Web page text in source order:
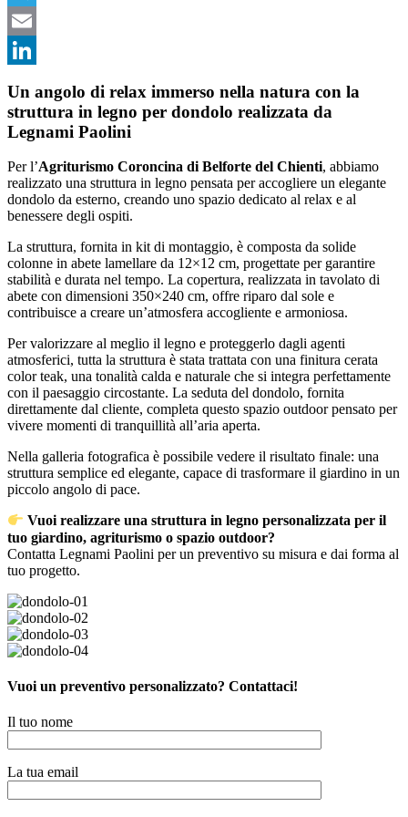
Telegram
Email
Un angolo di relax immerso nella natura con la
struttura in legno per dondolo realizzata da
Legnami Paolini
Per l’Agriturismo Coroncina di Belforte del Chienti, abbiamo
realizzato una struttura in legno pensata per accogliere un elegante
dondolo da esterno, creando uno spazio dedicato al relax e al
benessere degli ospiti.
La struttura, fornita in kit di montaggio, è composta da solide
colonne in abete lamellare da 12×12 cm, progettate per garantire
stabilità e durata nel tempo. La copertura, realizzata in tavolato di
abete con dimensioni 350×240 cm, offre riparo dal sole e
contribuisce a creare un’atmosfera accogliente e armoniosa.
Per valorizzare al meglio il legno e proteggerlo dagli agenti
atmosferici, tutta la struttura è stata trattata con una finitura cerata
color teak, una tonalità calda e naturale che si integra perfettamente
con il paesaggio circostante. La seduta del dondolo, fornita
direttamente dal cliente, completa questo spazio outdoor pensato per
vivere momenti di tranquillità all’aria aperta.
Nella galleria fotografica è possibile vedere il risultato finale: una
struttura semplice ed elegante, capace di trasformare il giardino in un
piccolo angolo di pace.
Vuoi realizzare una struttura in legno personalizzata per il
tuo giardino, agriturismo o spazio outdoor?
Contatta Legnami Paolini per un preventivo su misura e dai forma al
tuo progetto.
Vuoi un preventivo personalizzato? Contattaci!
Il tuo nome
La tua email